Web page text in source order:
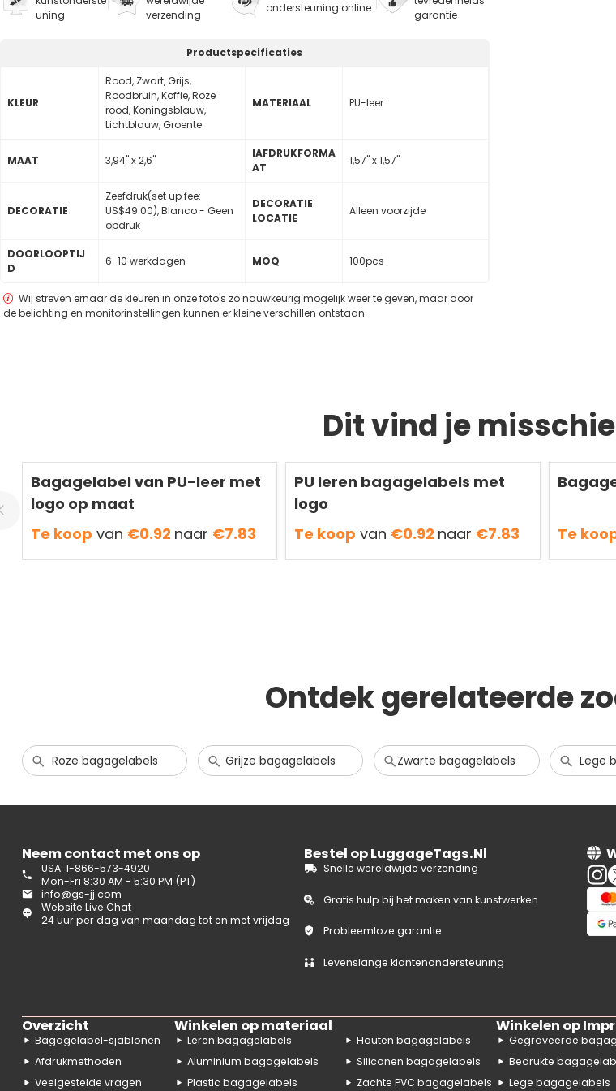
uning
verzending
ondersteuning online
garantie
Productspecificaties
KLEUR
Rood, Zwart, Grijs,
Roodbruin, Koffie, Roze
rood, Koningsblauw,
Lichtblauw, Groente
MATERIAAL PU-leer
MAAT 3,94" x 2,6"
lAFDRUKFORMA
AT
1,57" x 1,57"
DECORATIE
Zeefdruk(set up fee:
US$49.00), Blanco - Geen
opdruk
DECORATIE
LOCATIE
Alleen voorzijde
DOORLOOPTIJ
D
6-10 werkdagen MOQ 100pcs
Wij streven ernaar de kleuren in onze foto's zo nauwkeurig mogelijk weer te geven, maar door
de belichting en monitorinstellingen kunnen er kleine verschillen ontstaan.
Dit vind je
Bagagelabel van PU-leer met
logo op maat
Te koop van €0.92 naar €7.83
PU leren bagagelabels met
logo
Te koop van €0.92 naar €7.83 Te
Ontdek gerelateerde
Roze bagagelabels Grijze bagagelabels Zwarte bagagelabels Lege
Neem contact met ons op
Website Live Chat
24 uur per dag van maandag tot en met vrijdag
USA: 1-866-573-4920
Mon-Fri 8:30 AM - 5:30 PM (PT)
info@gs-jj.com
Bestel op LuggageTags.Nl
Snelle wereldwijde verzending
Gratis hulp bij het maken van kunstwerken
Probleemloze garantie
Levenslange klantenondersteuning
Overzicht
Bagagelabel-sjablonen
Afdrukmethoden
Veelgestelde vragen
Winkelen op materiaal
Leren bagagelabels
Aluminium bagagelabels
Plastic bagagelabels
Houten bagagelabels
Siliconen bagagelabels
Zachte PVC bagagelabels
Winkelen op
Gegraveerde
Bedrukte
Lege bagagelabels